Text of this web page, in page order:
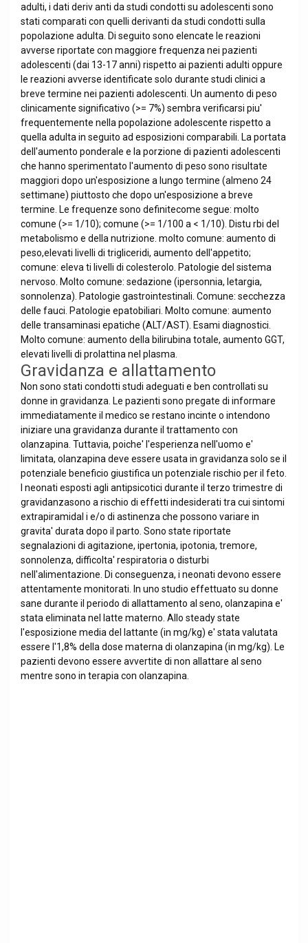
adulti, i dati deriv anti da studi condotti su adolescenti sono
stati comparati con quelli derivanti da studi condotti sulla
popolazione adulta. Di seguito sono elencate le reazioni
avverse riportate con maggiore frequenza nei pazienti
adolescenti (dai 13-17 anni) rispetto ai pazienti adulti oppure
le reazioni avverse identificate solo durante studi clinici a
breve termine nei pazienti adolescenti. Un aumento di peso
clinicamente significativo (>= 7%) sembra verificarsi piu'
frequentemente nella popolazione adolescente rispetto a
quella adulta in seguito ad esposizioni comparabili. La portata
dell'aumento ponderale e la porzione di pazienti adolescenti
che hanno sperimentato l'aumento di peso sono risultate
maggiori dopo un'esposizione a lungo termine (almeno 24
settimane) piuttosto che dopo un'esposizione a breve
termine. Le frequenze sono definitecome segue: molto
comune (>= 1/10); comune (>= 1/100 a < 1/10). Distu rbi del
metabolismo e della nutrizione. molto comune: aumento di
peso,elevati livelli di trigliceridi, aumento dell'appetito;
comune: eleva ti livelli di colesterolo. Patologie del sistema
nervoso. Molto comune: sedazione (ipersonnia, letargia,
sonnolenza). Patologie gastrointestinali. Comune: secchezza
delle fauci. Patologie epatobiliari. Molto comune: aumento
delle transaminasi epatiche (ALT/AST). Esami diagnostici.
Molto comune: aumento della bilirubina totale, aumento GGT,
elevati livelli di prolattina nel plasma.
Gravidanza e allattamento
Non sono stati condotti studi adeguati e ben controllati su
donne in gravidanza. Le pazienti sono pregate di informare
immediatamente il medico se restano incinte o intendono
iniziare una gravidanza durante il trattamento con
olanzapina. Tuttavia, poiche' l'esperienza nell'uomo e'
limitata, olanzapina deve essere usata in gravidanza solo se il
potenziale beneficio giustifica un potenziale rischio per il feto.
I neonati esposti agli antipsicotici durante il terzo trimestre di
gravidanzasono a rischio di effetti indesiderati tra cui sintomi
extrapiramidal i e/o di astinenza che possono variare in
gravita' durata dopo il parto. Sono state riportate
segnalazioni di agitazione, ipertonia, ipotonia, tremore,
sonnolenza, difficolta' respiratoria o disturbi
nell'alimentazione. Di conseguenza, i neonati devono essere
attentamente monitorati. In uno studio effettuato su donne
sane durante il periodo di allattamento al seno, olanzapina e'
stata eliminata nel latte materno. Allo steady state
l'esposizione media del lattante (in mg/kg) e' stata valutata
essere l'1,8% della dose materna di olanzapina (in mg/kg). Le
pazienti devono essere avvertite di non allattare al seno
mentre sono in terapia con olanzapina.